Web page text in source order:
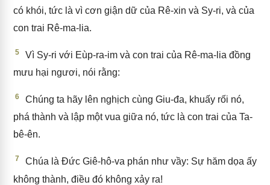
có khói, tức là vì cơn giận dữ của Rê-xin và Sy-ri, và của
con trai Rê-ma-lia.
5
Vì Sy-ri với Eùp-ra-im và con trai của Rê-ma-lia đồng
mưu hại ngươi, nói rằng:
6
Chúng ta hãy lên nghịch cùng Giu-đa, khuấy rối nó,
phá thành và lập một vua giữa nó, tức là con trai của Ta-
bê-ên.
7
Chúa là Đức Giê-hô-va phán như vầy: Sự hăm dọa ấy
không thành, điều đó không xảy ra!